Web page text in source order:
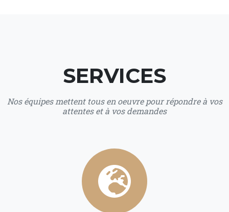
SERVICES
Nos équipes mettent tous en oeuvre pour répondre à vos
attentes et à vos demandes